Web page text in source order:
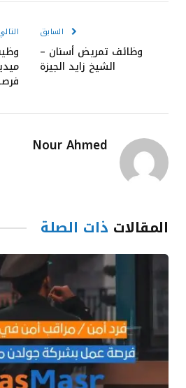
السابق
وظائف تمريض أسنان –
الشيخ زايد الجيزة
Nour Ahmed
المقالات ذات الصلة